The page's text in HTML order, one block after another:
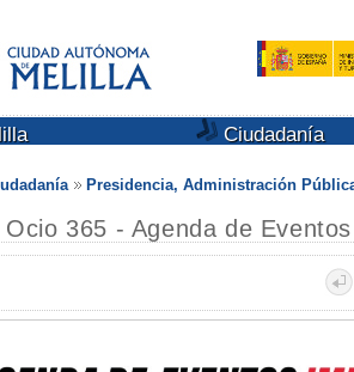
Ciudadanía
Presidencia, Administración
Ocio 365 - Agenda de